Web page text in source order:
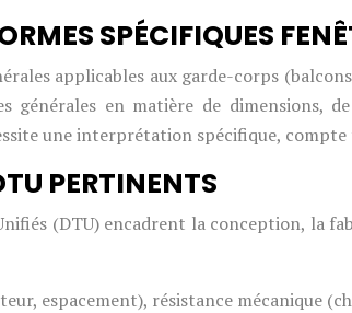
SPÉCIFIQUES
applicables aux garde-corps
générales en matière de dimensions,
une interprétation spécifique,
PERTINENTS
(DTU) encadrent la conception, la
espacement), résistance mécanique